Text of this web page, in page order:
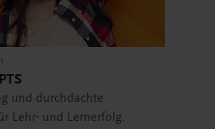
und durchdachte
Lehr- und Lernerfolg.